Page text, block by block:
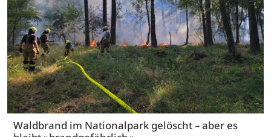
Waldbrand im Nationalpark gelöscht – aber es